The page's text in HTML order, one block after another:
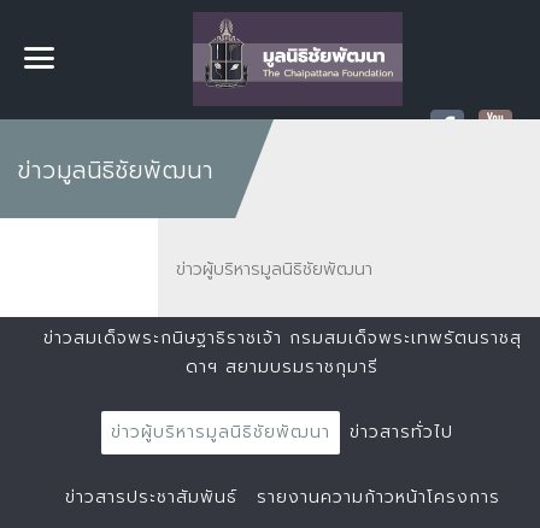
ข่าวมูลนิธิชัยพัฒนา
ข่าวผู้บริหารมูลนิธิชัยพัฒนา
ข่าวสมเด็จพระกนิษฐาธิราชเจ้า กรมสมเด็จพระเทพรัตนราชสุ
ดาฯ สยามบรมราชกุมารี
ข่าวผู้บริหารมูลนิธิชัยพัฒนา ข่าวสารทั่วไป
ข่าวสารประชาสัมพันธ์ รายงานความก้าวหน้าโครงการ